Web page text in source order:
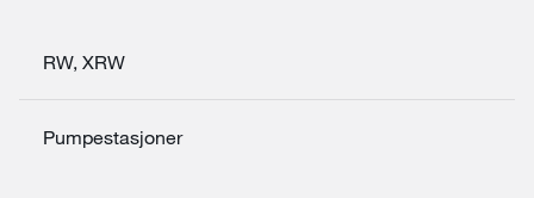
RW, XRW
Pumpestasjoner